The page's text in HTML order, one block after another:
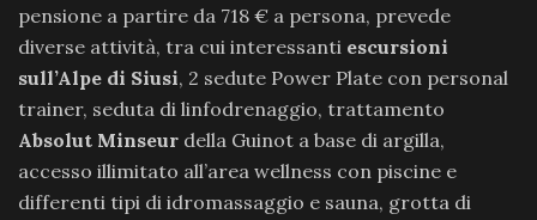
pensione a partire da 718 € a persona, prevede
diverse attività, tra cui interessanti escursioni
sull’Alpe di Siusi, 2 sedute Power Plate con personal
trainer, seduta di linfodrenaggio, trattamento
Absolut Minseur della Guinot a base di argilla,
accesso illimitato all’area wellness con piscine e
differenti tipi di idromassaggio e sauna, grotta di